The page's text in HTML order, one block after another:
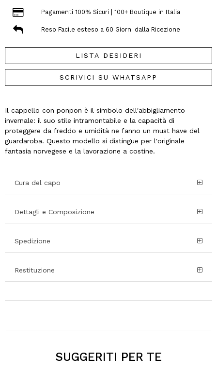
Pagamenti 100% Sicuri | 100+ Boutique in Italia
Reso Facile esteso a 60 Giorni dalla Ricezione
LISTA DESIDERI
SCRIVICI SU WHATSAPP
Il cappello con ponpon è il simbolo dell'abbigliamento
invernale: il suo stile intramontabile e la capacità di
proteggere da freddo e umidità ne fanno un must have del
guardaroba. Questo modello si distingue per l'originale
fantasia norvegese e la lavorazione a costine.
Cura del capo
Dettagli e Composizione
Spedizione
Restituzione
SUGGERITI PER TE